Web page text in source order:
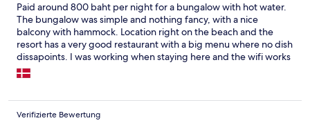
Paid around 800 baht per night for a bungalow with hot water.
The bungalow was simple and nothing fancy, with a nice
balcony with hammock. Location right on the beach and the
resort has a very good restaurant with a big menu where no dish
dissapoints. I was working when staying here and the wifi works
really good both in the bungalows and in the restaurant. Would
definately recomment this resort.
Verifizierte Bewertung